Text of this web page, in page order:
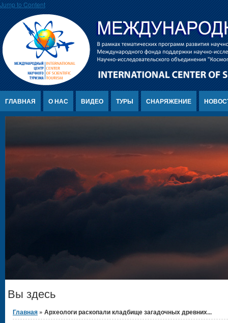
Jump to Content
ГЛАВНАЯ О НАС ВИДЕО ТУРЫ СНАРЯЖЕНИЕ
Вы здесь
Главная » Археологи раскопали кладбище загадочных древних...